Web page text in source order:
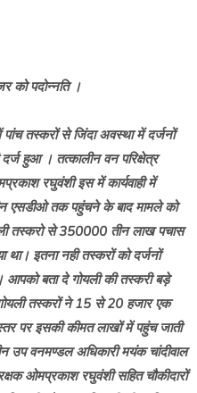
को पदोन्नति ।
तस्करों से जिंदा अवस्था में दर्जनों
हुआ । तत्कालीन वन परिक्षेत्र
रघुवंशी इस में कार्यवाही में
एसडीओ तक पहुंचने के बाद मामले को
तस्करो से 350000 तीन लाख पचास
था। इतना नही तस्करों को दर्जनों
आपको बता दे गोयली की तस्करी बड़े
तस्करों ने 15 से 20 हजार एक
पर इसकी कीमत लाखों में पहुंच जाती
उप वनमण्डल अधिकारी मयंक चांदीवाल
ओमप्रकाश रघुवंशी सहित चौकीदारों